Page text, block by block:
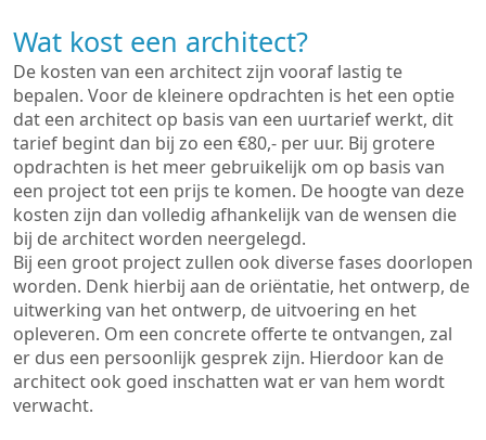
Wat kost een architect?
De kosten van een architect zijn vooraf lastig te
bepalen. Voor de kleinere opdrachten is het een optie
dat een architect op basis van een uurtarief werkt, dit
tarief begint dan bij zo een €80,- per uur. Bij grotere
opdrachten is het meer gebruikelijk om op basis van
een project tot een prijs te komen. De hoogte van deze
kosten zijn dan volledig afhankelijk van de wensen die
bij de architect worden neergelegd.
Bij een groot project zullen ook diverse fases doorlopen
worden. Denk hierbij aan de oriëntatie, het ontwerp, de
uitwerking van het ontwerp, de uitvoering en het
opleveren. Om een concrete offerte te ontvangen, zal
er dus een persoonlijk gesprek zijn. Hierdoor kan de
architect ook goed inschatten wat er van hem wordt
verwacht.